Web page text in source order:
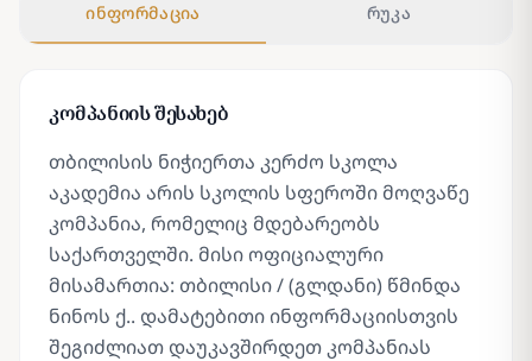
ინფორმაცია რუკა
კომპანიის შესახებ
თბილისის ნიჭიერთა კერძო სკოლა
აკადემია არის სკოლის სფეროში მოღვაწე
კომპანია, რომელიც მდებარეობს
საქართველში. მისი ოფიციალური
მისამართია: თბილისი / (გლდანი) წმინდა
ნინოს ქ.. დამატებითი ინფორმაციისთვის
შეგიძლიათ დაუკავშირდეთ კომპანიას